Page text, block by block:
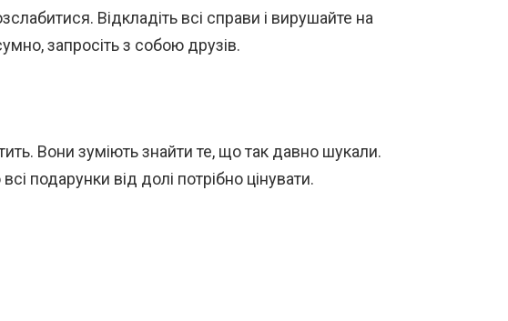
Відкладіть всі справи і вирушайте на
запросіть з собою друзів.
Вони зуміють знайти те, що так давно шукали.
подарунки від долі потрібно цінувати.